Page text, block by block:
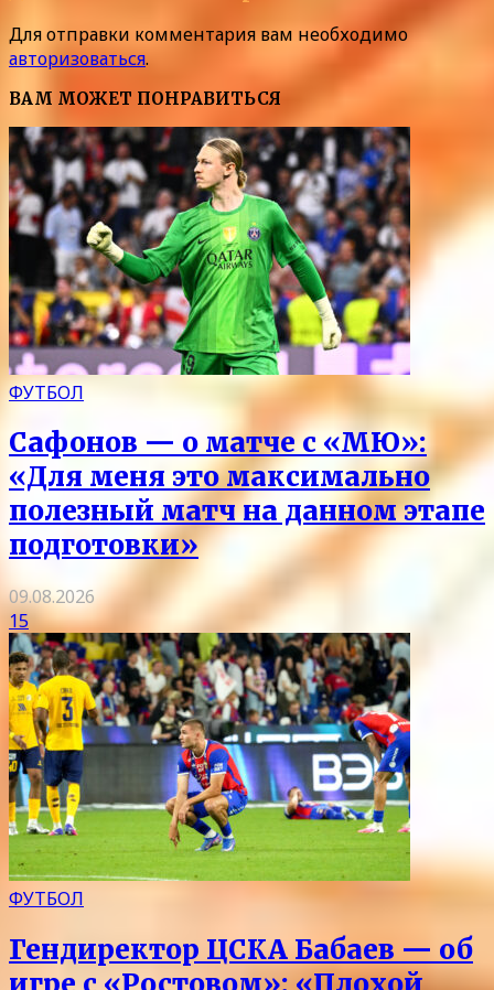
Для отправки комментария вам необходимо
авторизоваться.
ВАМ МОЖЕТ ПОНРАВИТЬСЯ
ФУТБОЛ
Сафонов — о матче с «МЮ»:
«Для меня это максимально
полезный матч на данном этапе
подготовки»
09.08.2026
15
ФУТБОЛ
Гендиректор ЦСКА Бабаев — об